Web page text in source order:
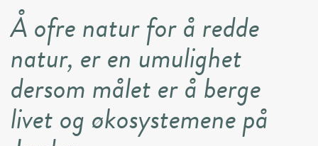
Å ofre natur for å redde
natur, er en umulighet
dersom målet er å berge
livet og økosystemene på